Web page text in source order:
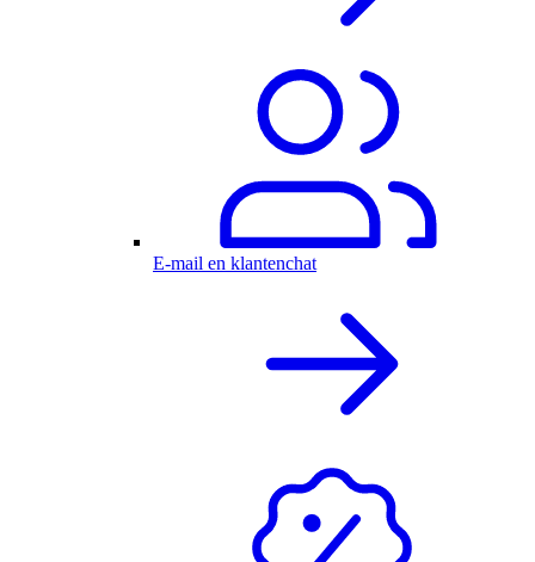
E-mail en klantenchat